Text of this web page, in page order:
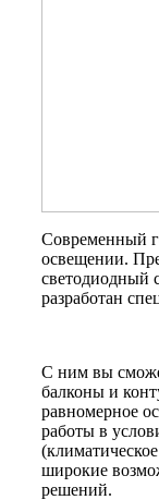
Современный
освещении.
светодиодный
разработан
С ним вы
балконы и
равномерное
работы в
широкие
решений.